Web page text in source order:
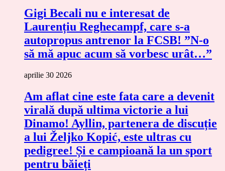
Gigi Becali nu e interesat de
Laurențiu Reghecampf, care s-a
autopropus antrenor la FCSB! ”N-o
să mă apuc acum să vorbesc urât…”
aprilie 30 2026
Am aflat cine este fata care a devenit
virală după ultima victorie a lui
Dinamo! Ayllin, partenera de discuție
a lui Željko Kopić, este ultras cu
pedigree! Și e campioană la un sport
pentru băieți